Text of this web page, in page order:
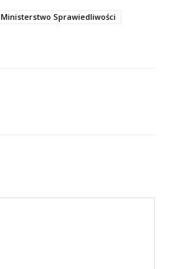
Ministerstwo Sprawiedliwości